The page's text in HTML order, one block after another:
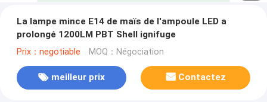
La lampe mince E14 de maïs de l'ampoule LED a
prolongé 1200LM PBT Shell ignifuge
Prix：negotiable MOQ：Négociation
meilleur prix Contactez